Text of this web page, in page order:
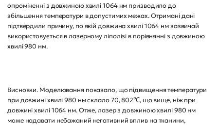
опроміненні з довжиною хвилі 1064 нм призводило до
збільшення температури в допустимих межах. Отримані дані
підтвердили причину, по якій довжина хвилі 1064 нм зазвичай
використовується в лазерному ліполізі в порівнянні з довжиною
хвилі 980 нм.
Висновки. Моделювання показало, що підвищення температури
при довжині хвилі 980 нм склало 70, 802℃, що вище, ніж при
довжині хвилі 1064 нм. Отже, лазер з довжиною хвилі 980 нм
може надавати небажаний негативний вплив на тканини,